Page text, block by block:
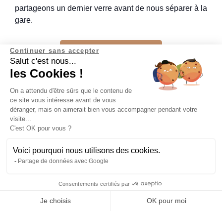
partageons un dernier verre avant de nous séparer à la
gare.
VOIR L’EXPÉDITION
La Baie de Morlaix, avec sa combinaison unique de
beauté naturelle, de patrimoine historique et d’activités
variées, est une destination incontournable en
Bretagne. Chaussez vos chaussures de randonnée ou
enfourchez votre vélo et partez à la découverte de ce
révèle de nouveaux trésors à explorer.
Continuer sans accepter
Salut c'est nous...
les Cookies !
On a attendu d'être sûrs que le contenu de
ce site vous intéresse avant de vous
déranger, mais on aimerait bien vous accompagner pendant votre
visite...
C'est OK pour vous ?
Voici pourquoi nous utilisons des cookies.
Partage de données avec Google
Consentements certifiés par
Je choisis OK pour moi